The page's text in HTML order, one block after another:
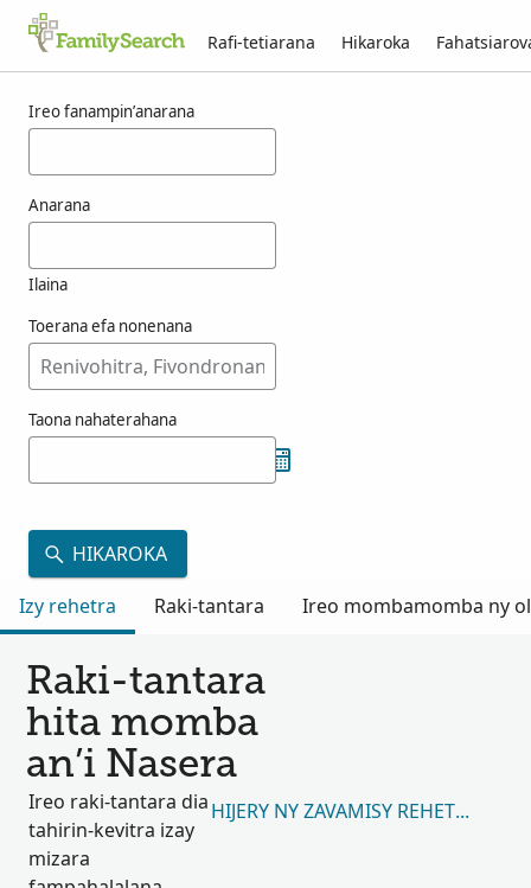
Rafi-tetiarana Hikaroka
Ireo fanampin’anarana
Anarana
Ilaina
Toerana efa nonenana
Taona nahaterahana
HIKAROKA
Izy rehetra
Raki-tantara Ireo mombamomba ny
Raki-tantara
hita momba
an’i Nasera
Ireo raki-tantara dia
tahirin-kevitra izay
mizara
HIJERY NY ZAVAMISY REHETRA